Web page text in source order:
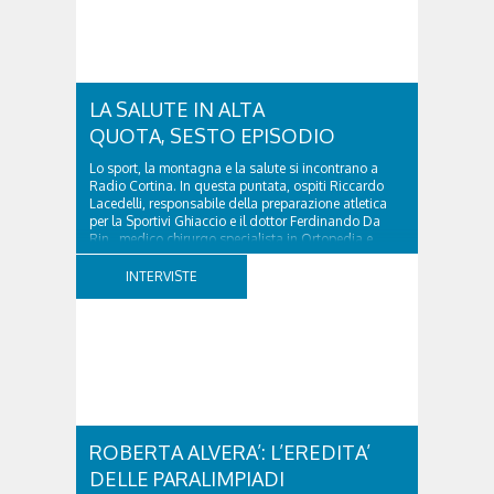
LA SALUTE IN ALTA
QUOTA, SESTO EPISODIO
Lo sport, la montagna e la salute si incontrano a
Radio Cortina. In questa puntata, ospiti Riccardo
Lacedelli, responsabile della preparazione atletica
per la Sportivi Ghiaccio e il dottor Ferdinando Da
Rin, medico chirurgo specialista in Ortopedia e
Traumatologia di Ospedale Cortina. GVM...
INTERVISTE
ROBERTA ALVERA’: L’EREDITA’
DELLE PARALIMPIADI